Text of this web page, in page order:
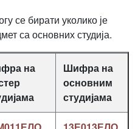
се бирати уколико је
са основних студија.
на
Шифра на
основним
студијама